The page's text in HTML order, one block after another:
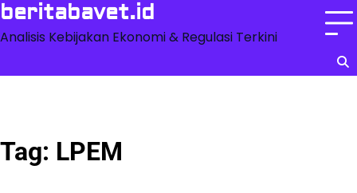
Skip
content
beritabavet.id
Analisis Kebijakan Ekonomi & Regulasi Terkini
Tag: LPEM